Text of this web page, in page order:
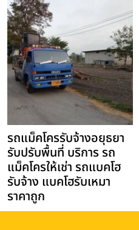
รถแม็คโครรับจ้างอยุธยา
รับปรับพื้นที่ บริการ รถ
แม็คโครให้เช่า รถแบคโฮ
รับจ้าง แบคโฮรับเหมา
ราคาถูก